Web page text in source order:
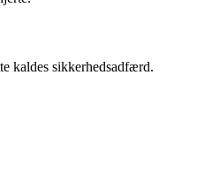
kaldes sikkerhedsadfærd.